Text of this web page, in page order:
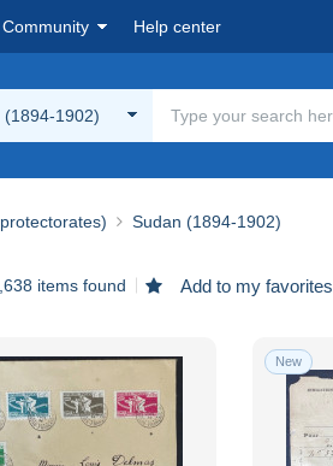
Community Help center
(1894-1902)
Sudan (1894-1902)
items found Add to my favorites
New